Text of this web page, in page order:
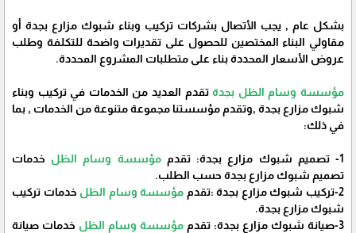
بشكل عام , يجب الأتصال بشركات تركيب وبناء شبوك مزارع بجدة أو
مقاولي البناء المختصين للحصول على تقديرات واضحة للتكلفة وطلب
عروض الأسعار المحددة بناء على متطلبات المشروع المحددة.
مؤسسة وسام الظل بجدةتقدم العديد من الخدمات في تركيب وبناء
شبوك مزارع بجدة ,وتقدم مؤسستنا مجموعة متنوعة من الخدمات , بما
في ذلك:
1- تصميم شبوك مزارع بجدة: تقدم مؤسسة وسام الظل خدمات
تصميم شبوك مزارع بجدة حسب الطلب.
2-تركيب شبوك مزارع بجدة :تقدم
مؤسسة وسام الظل خدمات تركيب
شبوك مزارع بجدة.
3-صيانة شبوك مزارع بجدة: تقدم
مؤسسة وسام الظل خدمات صيانة